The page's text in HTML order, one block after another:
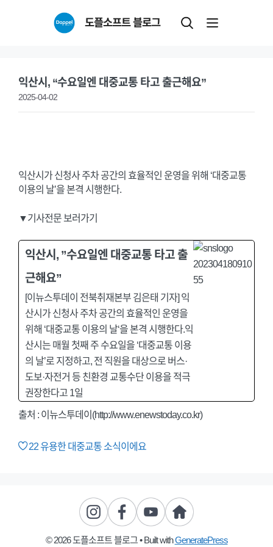
도플소프트 블로그
익산시, “수요일엔 대중교통 타고 출근해요”
2025-04-02
익산시가 신청사 주차 공간의 효율적인 운영을 위해 ‘대중교통
이용의 날’을 본격 시행한다.
▼기사전문 보러가기
익산시, ”수요일엔 대중교통 타고 출
근해요”
[이뉴스투데이 전북취재본부 김은태 기자] 익
산시가 신청사 주차 공간의 효율적인 운영을
위해 ‘대중교통 이용의 날‘을 본격 시행한다.익
산시는 매월 첫째 주 수요일을 ‘대중교통 이용
의 날’로 지정하고, 전 직원을 대상으로 버스·
도보·자전거 등 친환경 교통수단 이용을 적극
권장한다고 1일
출처 : 이뉴스투데이(http://www.enewstoday.co.kr)
22유용한 대중교통 소식이에요
© 2026 도플소프트 블로그• Built withGeneratePress